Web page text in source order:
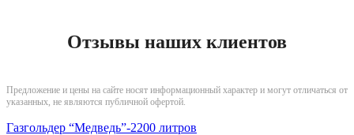
Отзывы наших клиентов
Предложение и цены на сайте носят информационный характер и могут отличаться от
указанных, не являются публичной офертой.
Газгольдер “Медведь”-2200 литров